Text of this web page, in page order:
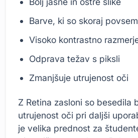
Barve, ki so skoraj
Visoko kontrastno
Odprava težav s piksli
Zmanjšuje utrujenost oči
Z Retina zasloni so besedila
utrujenost oči pri daljši
je velika prednost za